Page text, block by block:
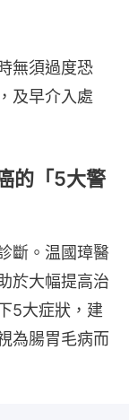
無須過度恐
及早介入處
的「5大警
斷。温國璋醫
於大幅提高治
5大症狀，建
為腸胃毛病而